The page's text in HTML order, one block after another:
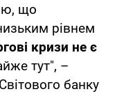
що
рівнем
кризи не є
тут", –
банку